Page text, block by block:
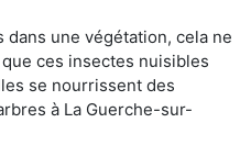
une végétation, cela ne
ces insectes nuisibles
se nourrissent des
à La Guerche-sur-